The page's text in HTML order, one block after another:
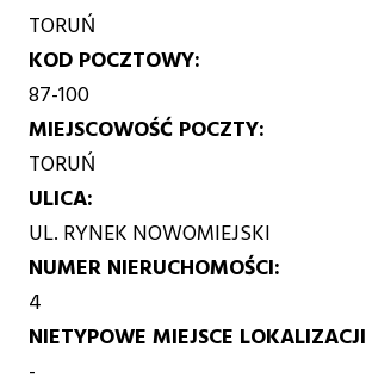
TORUŃ
KOD POCZTOWY
87-100
MIEJSCOWOŚĆ POCZTY
TORUŃ
ULICA
UL. RYNEK NOWOMIEJSKI
NUMER NIERUCHOMOŚCI
4
NIETYPOWE MIEJSCE LOKALIZACJI
-